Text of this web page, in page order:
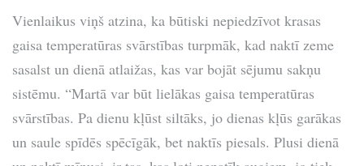
Vienlaikus viņš atzina, ka būtiski nepiedzīvot krasas
gaisa temperatūras svārstības turpmāk, kad naktī zeme
sasalst un dienā atlaižas, kas var bojāt sējumu sakņu
sistēmu. “Martā var būt lielākas gaisa temperatūras
svārstības. Pa dienu kļūst siltāks, jo dienas kļūs garākas
un saule spīdēs spēcīgāk, bet naktīs piesals. Plusi dienā